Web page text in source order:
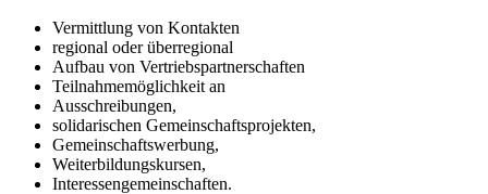
Vermittlung von Kontakten
regional oder überregional
Aufbau von Vertriebspartnerschaften
Teilnahmemöglichkeit an
Ausschreibungen,
solidarischen Gemeinschaftsprojekten,
Gemeinschaftswerbung,
Weiterbildungskursen,
Interessengemeinschaften.